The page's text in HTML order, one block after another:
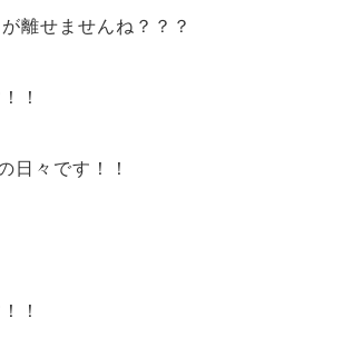
離せませんね？？？
！
日々です！！
！